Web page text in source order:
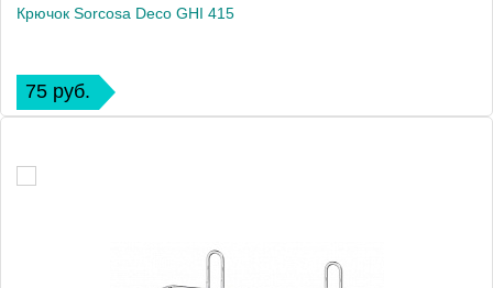
Крючок Sorcosa Deco GHI 415
75 руб.